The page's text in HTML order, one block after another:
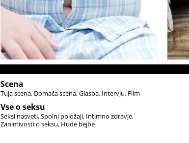
Scena
Tuja scena Domača scena Glasba Intervju Film
Vse o seksu
Seksi nasveti Spolni položaji Intimno zdravje
Zanimivosti o seksu Hude bejbe